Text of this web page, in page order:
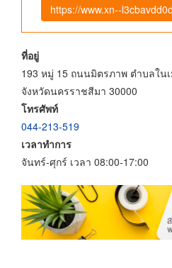
https://www.xn--
ที่อยู่
193 หมู่ 15 ถนนมิตรภาพ ตำบลใน
จังหวัดนครราชสีมา 30000
โทรศัพท์
044-213-519
เวลาทำการ
จันทร์-ศุกร์ เวลา 08:00-17:00